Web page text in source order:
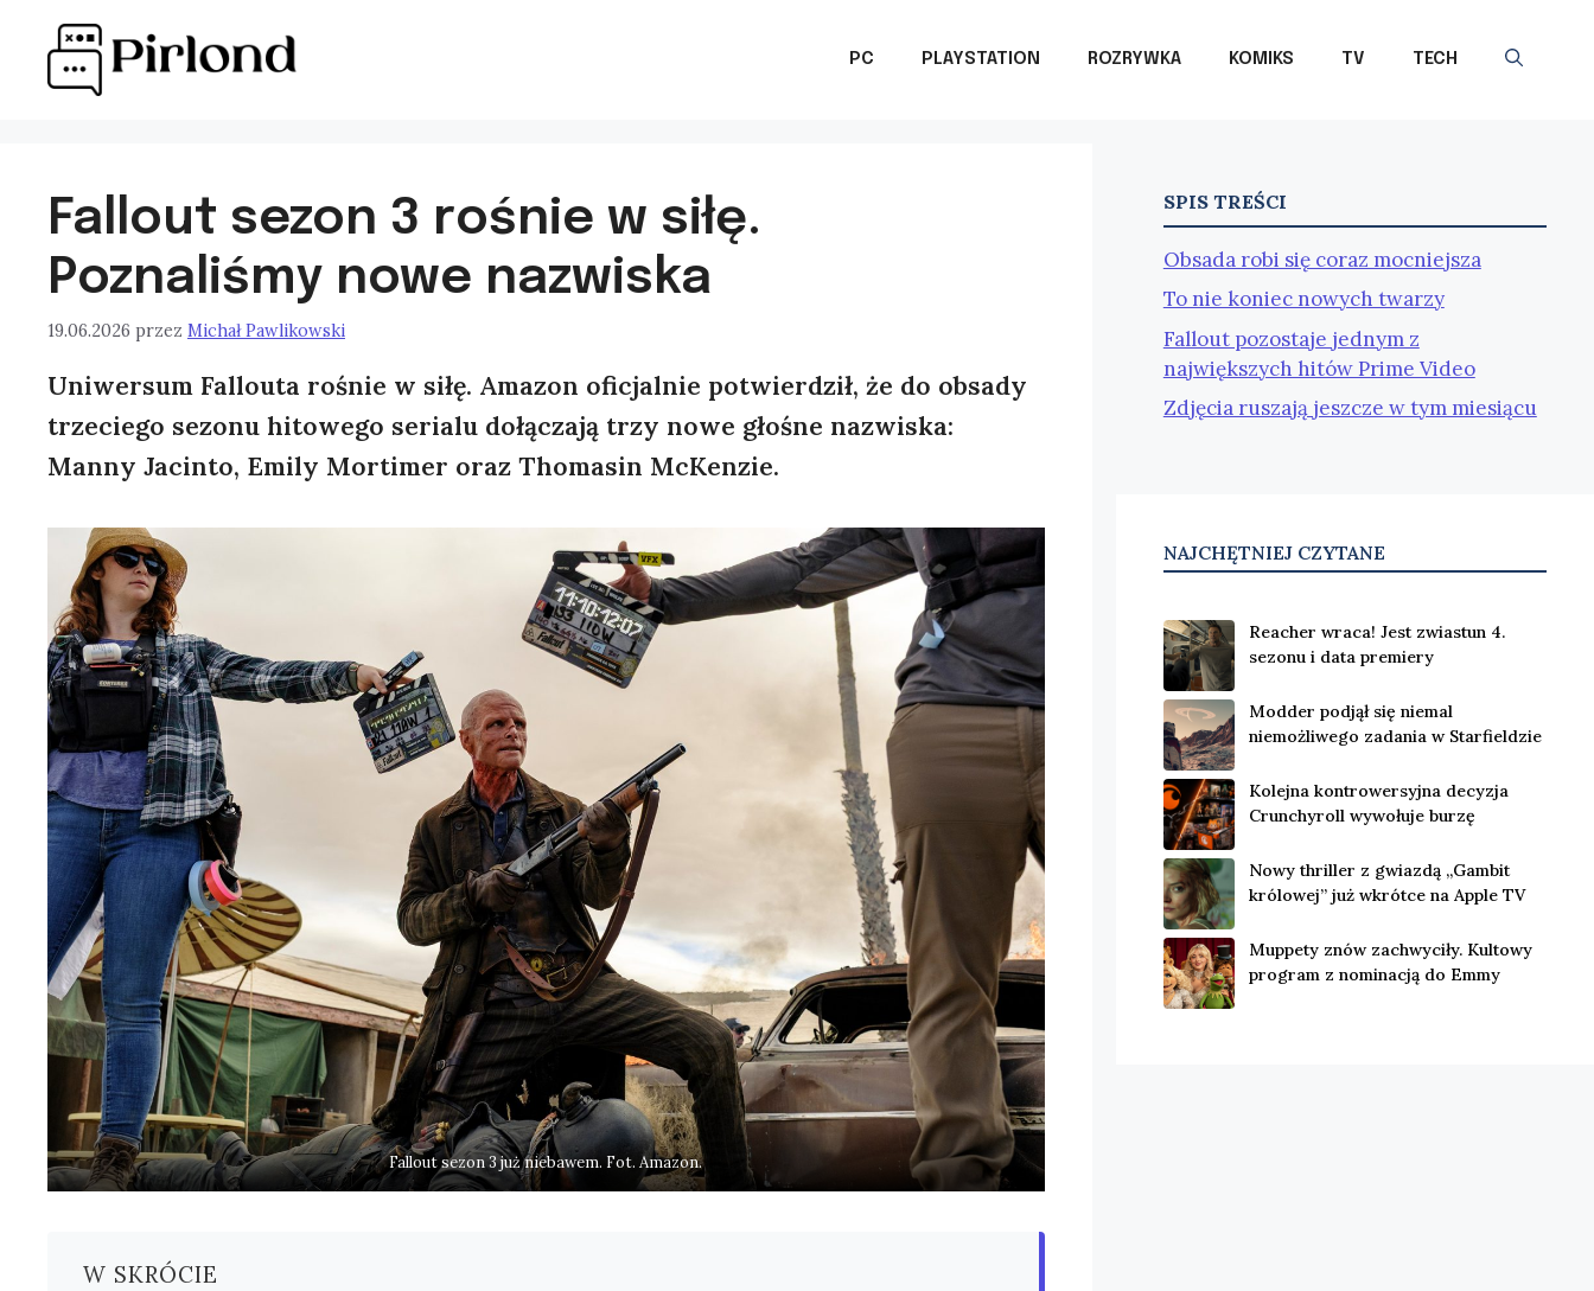
PC PLAYSTATION ROZRYWKA KOMIKS TV TECH
Fallout sezon 3 rośnie w siłę.
Poznaliśmy nowe nazwiska
19.06.2026 przez Michał Pawlikowski
Uniwersum Fallouta rośnie w siłę. Amazon oficjalnie potwierdził, że do obsady
trzeciego sezonu hitowego serialu dołączają trzy nowe głośne nazwiska:
Manny Jacinto, Emily Mortimer oraz Thomasin McKenzie.
Fallout sezon 3 już niebawem. Fot. Amazon.
W SKRÓCIE
SPIS TREŚCI
Obsada robi się coraz mocniejsza
To nie koniec nowych twarzy
Fallout pozostaje jednym z
największych hitów Prime Video
Zdjęcia ruszają jeszcze w tym miesiącu
NAJCHĘTNIEJ CZYTANE
Reacher wraca! Jest zwiastun 4.
sezonu i data premiery
Modder podjął się niemal
niemożliwego zadania w Starfieldzie
Kolejna kontrowersyjna decyzja
Crunchyroll wywołuje burzę
Nowy thriller z gwiazdą „Gambit
królowej” już wkrótce na Apple TV
Muppety znów zachwyciły. Kultowy
program z nominacją do Emmy